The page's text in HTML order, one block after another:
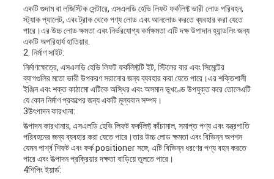
একটি গুদাম বা লজিস্টিক সেন্টারে, এসএলডি হেভি লিফট ফর্কলিফ্ট ভারী লোড পরিবহন,
স্ট্যাক প্যালেট, এবং ট্রাক থেকে পণ্য লোড এবং আনলোড করতে ব্যবহার করা যেতে
পারে।এর উচ্চ লোড ক্ষমতা এবং নির্ভরযোগ্য কর্মক্ষমতা এটি দক্ষ উপাদান হ্যান্ডলিং জন্য
একটি অপরিহার্য হাতিয়ার.
2. নির্মাণ সাইট:
নির্মাণক্ষেত্রে, এসএলডি হেভি লিফট ফর্কলিফ্টটি ইট, স্টিলের বার এবং সিমেন্টের
ব্যাগগুলির মতো ভারী উপকরণ সরানোর জন্য ব্যবহার করা যেতে পারে।এর শক্তিশালী
ইঞ্জিন এবং শক্ত কাঠামো এটিকে অস্থির এবং অসমান ভূখণ্ডে উপযুক্ত করে তোলেএটি
যে কোন নির্মাণ প্রকল্পের জন্য একটি মূল্যবান সম্পদ।
3উৎপাদন কারখানা:
উত্পাদন কারখানায়, এসএলডি হেভি লিফট ফর্কলিফ্ট কাঁচামাল, সমাপ্ত পণ্য এবং যন্ত্রপাতি
পরিবহনের জন্য ব্যবহার করা যেতে পারে।তার উচ্চ লোড ক্ষমতা এবং বিভিন্ন অপশন
যেমন পার্শ্ব শিফট এবং ফর্ক positioner সঙ্গে, এটি বিভিন্ন ধরণের পণ্য বহন করতে
পারে এবং উত্পাদন প্রক্রিয়ার দক্ষতা বাড়িয়ে তুলতে পারে।
4শিপিং ইয়ার্ড: